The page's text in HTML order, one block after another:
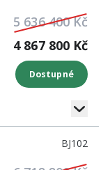
5 636 400 Kč
4 867 800 Kč
Dostupné
BJ102